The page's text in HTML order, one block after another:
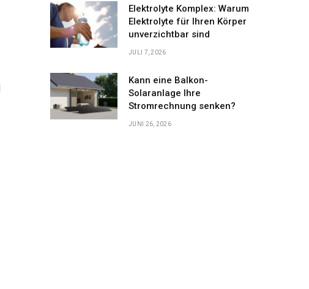
Elektrolyte Komplex: Warum
Elektrolyte für Ihren Körper
unverzichtbar sind
JULI 7, 2026
Kann eine Balkon-
Solaranlage Ihre
Stromrechnung senken?
JUNI 26, 2026